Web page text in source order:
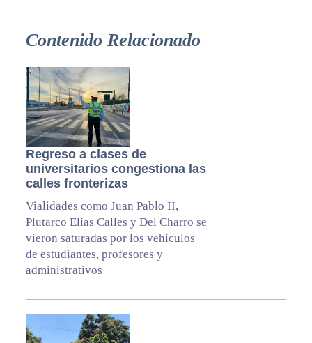
Contenido Relacionado
Regreso a clases de
universitarios congestiona las
calles fronterizas
Vialidades como Juan Pablo II,
Plutarco Elías Calles y Del Charro se
vieron saturadas por los vehículos
de estudiantes, profesores y
administrativos